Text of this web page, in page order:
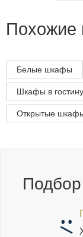
Похожие
Белые шкафы
Шкафы в
Открытые